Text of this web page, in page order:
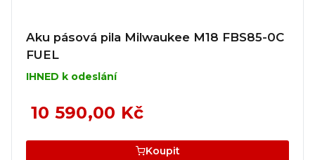
Aku pásová pila Milwaukee M18 FBS85-0C
FUEL
IHNED k odeslání
10 590,00 Kč
Koupit